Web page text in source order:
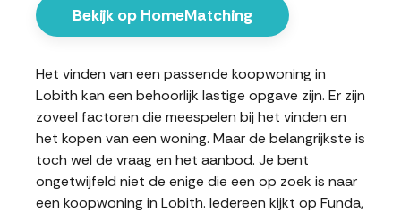
Bekijk op HomeMatching
Het vinden van een passende koopwoning in
Lobith kan een behoorlijk lastige opgave zijn. Er zijn
zoveel factoren die meespelen bij het vinden en
het kopen van een woning. Maar de belangrijkste is
toch wel de vraag en het aanbod. Je bent
ongetwijfeld niet de enige die een op zoek is naar
een koopwoning in Lobith. Iedereen kijkt op Funda,